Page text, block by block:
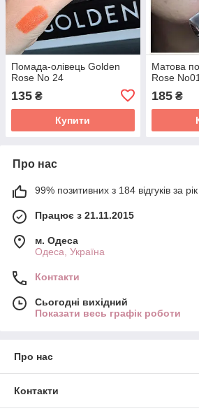
Помада-олівець Golden
Rose No 24
135 ₴
Купити
Матова
Rose No01
185₴
Про нас
99% позитивних з 184 відгуків за рік
Працює з 21.11.2015
м. Одеса
Одеса, Україна
Контакти
Сьогодні вихідний
Показати весь графік роботи
Про нас
Контакти